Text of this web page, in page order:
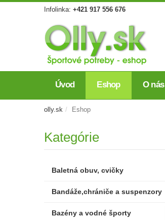
Infolinka: +421 917 556 676
Úvod Eshop O nás
olly.sk Eshop
Kategórie
Baletná obuv, cvičky
Bandáže,chrániče a suspenzory
Bazény a vodné športy